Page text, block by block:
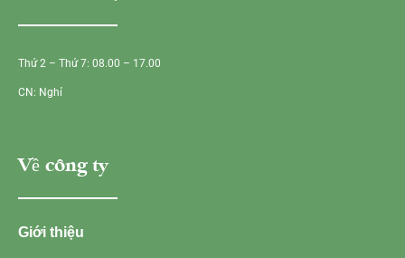
Thứ 2 – Thứ 7: 08.00 – 17.00
CN: Nghỉ
Về công ty
Giới thiệu